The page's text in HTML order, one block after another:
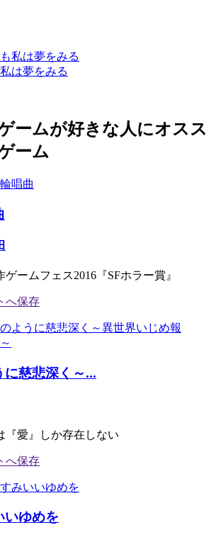
は夢をみる
ームが好きな人にオスス
ーム
ームフェス2016『SFホラー賞』
に慈悲深く～...
『愛』しか存在しない
いゆめを